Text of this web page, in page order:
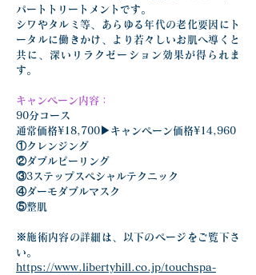
パートトリートメントです。
シワやタルミ等、あらゆる年代の老化要因にト
ータルに働きかけ、より若々しいお肌へ導くと
共に、深いリラクゼーション効果が得られま
す。
キャンペーン内容：
90分コース
通常価格¥18,700▶︎キャンペーン価格¥14,960
①クレンジング
②ダブルピーリング
③3ステップスペシャルテクニック
④ダーモダブルマスク
⑤整肌
※施術内容の詳細は、以下のページをご覧下さ
い。
https://www.libertyhill.co.jp/touchspa-